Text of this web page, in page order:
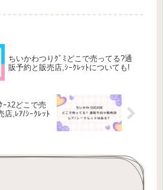
ちいかわつりｸﾞﾐどこで売ってる?通
販予約と販売店,ｼｰｸﾚｯﾄについても!
ｰｽ2どこで売
店,ﾚｱ/ｼｰｸﾚｯﾄ